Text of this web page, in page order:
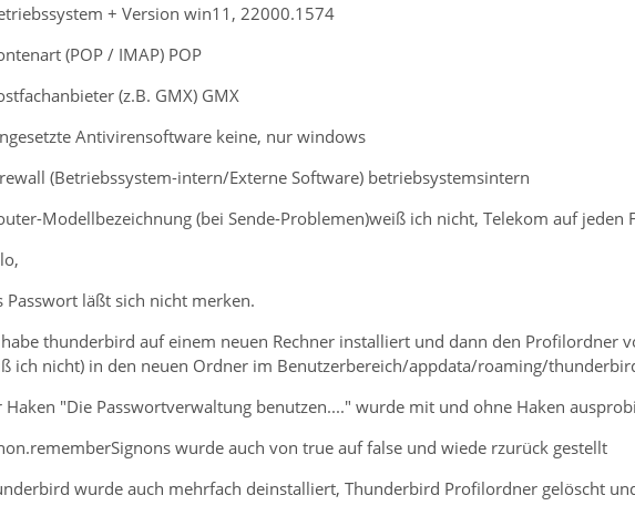
+ Version win11, 22000.1574
(POP / IMAP) POP
(z.B. GMX) GMX
Antivirensoftware keine, nur windows
(Betriebssystem-intern/Externe Software) betriebsystemsintern
Modellbezeichnung (bei Sende-Problemen)weiß ich nicht, Telekom auf
Passwort läßt sich nicht merken.
thunderbird auf einem neuen Rechner installiert und dann den Profilordner
ich nicht) in den neuen Ordner im Benutzerbereich/appdata/roaming/
Haken "Die Passwortverwaltung benutzen...." wurde mit und ohne Haken
wurde auch von true auf false und wiede rzurück gestellt
wurde auch mehrfach deinstalliert, Thunderbird Profilordner gelöscht